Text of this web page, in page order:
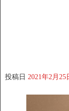
投稿日 2021年2月25